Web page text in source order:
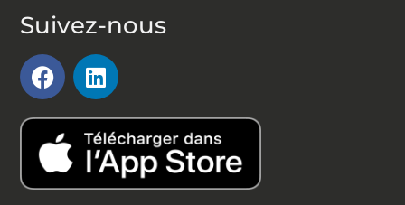
Suivez-nous
F
a
b
o
L
i
k
e
d